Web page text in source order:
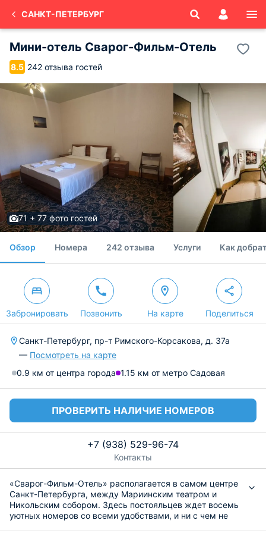
САНКТ-ПЕТЕРБУРГ
Мини-отель Сварог-Фильм-Отель
8.5 242 отзыва гостей
71 + 77 фото гостей
Обзор Номера 242 отзыва Услуги Как
Забронировать Позвонить На карте Поделиться
Санкт-Петербург, пр-т Римского-Корсакова, д. 37а
— Посмотреть на карте
0.9 км от центра города 1.15 км от метро Садовая
ПРОВЕРИТЬ НАЛИЧИЕ НОМЕРОВ
+7 (938) 529-96-74
Контакты
«Сварог-Фильм-Отель» располагается в самом центре
Санкт-Петербурга, между Мариинским театром и
Никольским собором. Здесь постояльцев ждет восемь
уютных номеров со всеми удобствами, и ни с чем не